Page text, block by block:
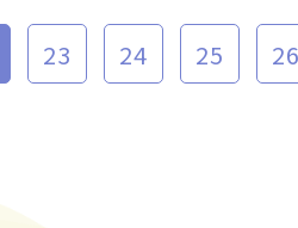
23 24 25 26